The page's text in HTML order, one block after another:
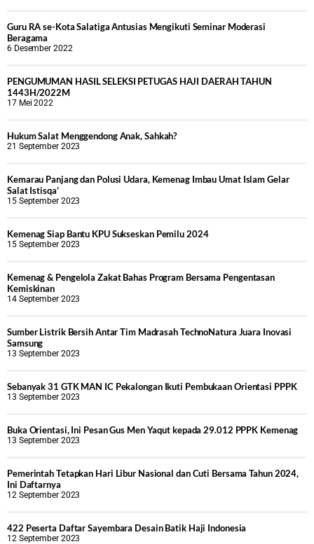
Guru RA se-Kota Salatiga Antusias Mengikuti Seminar Moderasi
Beragama
6 Desember 2022
PENGUMUMAN HASIL SELEKSI PETUGAS HAJI DAERAH TAHUN
1443H/2022M
17 Mei 2022
Hukum Salat Menggendong Anak, Sahkah?
21 September 2023
Kemarau Panjang dan Polusi Udara, Kemenag Imbau Umat Islam Gelar
Salat Istisqa’
15 September 2023
Kemenag Siap Bantu KPU Sukseskan Pemilu 2024
15 September 2023
Kemenag & Pengelola Zakat Bahas Program Bersama Pengentasan
Kemiskinan
14 September 2023
Sumber Listrik Bersih Antar Tim Madrasah TechnoNatura Juara Inovasi
Samsung
13 September 2023
Sebanyak 31 GTK MAN IC Pekalongan Ikuti Pembukaan Orientasi PPPK
13 September 2023
Buka Orientasi, Ini Pesan Gus Men Yaqut kepada 29.012 PPPK Kemenag
13 September 2023
Pemerintah Tetapkan Hari Libur Nasional dan Cuti Bersama Tahun 2024,
Ini Daftarnya
12 September 2023
422 Peserta Daftar Sayembara Desain Batik Haji Indonesia
12 September 2023